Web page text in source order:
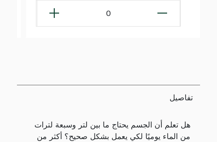
0
تفاصيل
هل تعلم أن الجسم يحتاج ما بين لتر وسبعة لترات
من الماء يوميًا لكي يعمل بشكل صحيح؟ أكثر من